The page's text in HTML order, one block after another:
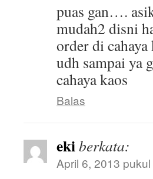
puas gan….
mudah2 disni
order di
udh sampai ya
cahaya kaos
Balas
ekiberkata:
April 6, 2013